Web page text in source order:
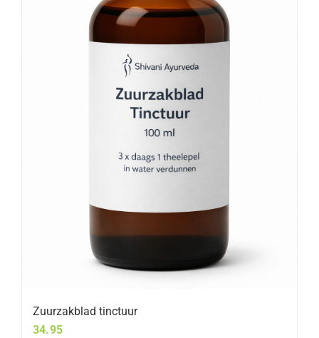
Zuurzakblad tinctuur
34.95